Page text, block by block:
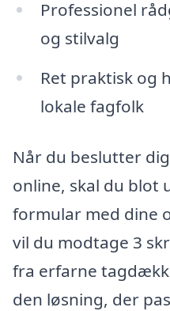
Professionel
og stilvalg
Ret praktisk og
lokale fagfolk
Når du beslutter
online, skal du blot
formular med dine
vil du modtage 3
fra erfarne
den løsning, der